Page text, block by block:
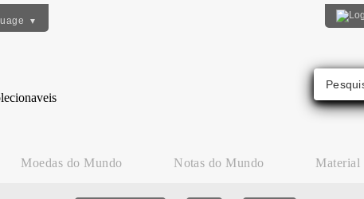
▼
Moedas do Mundo Notas do Mundo Material